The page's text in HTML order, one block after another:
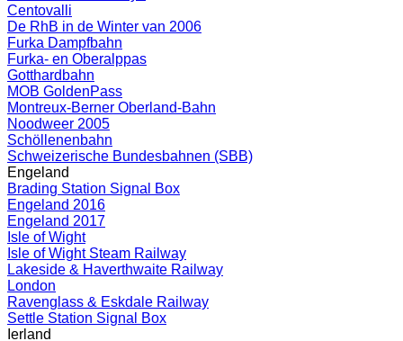
Centovalli
De RhB in de Winter van 2006
Furka Dampfbahn
Furka- en Oberalppas
Gotthardbahn
MOB GoldenPass
Montreux-Berner Oberland-Bahn
Noodweer 2005
Schöllenenbahn
Schweizerische Bundesbahnen (SBB)
Engeland
Brading Station Signal Box
Engeland 2016
Engeland 2017
Isle of Wight
Isle of Wight Steam Railway
Lakeside & Haverthwaite Railway
London
Ravenglass & Eskdale Railway
Settle Station Signal Box
Ierland